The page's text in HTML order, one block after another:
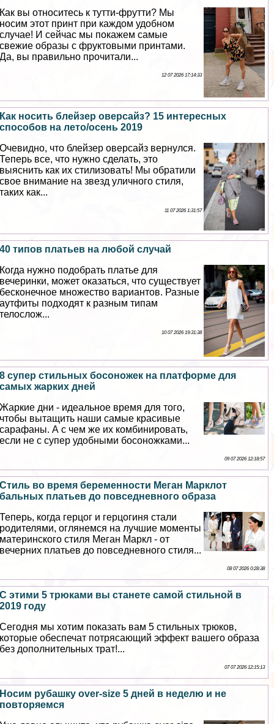
Как вы относитесь к тутти-фрутти? Мы
носим этот принт при каждом удобном
случае! И сейчас мы покажем самые
свежие образы с фруктовыми принтами.
Да, вы правильно прочитали...
12 07 2026 17:14:33
Как носить блейзер оверсайз? 15 интересных
способов на лето/осень 2019
Очевидно, что блейзер оверсайз вернулся.
Теперь все, что нужно сделать, это
выяснить как их стилизовать! Мы обратили
свое внимание на звезд уличного стиля,
таких как...
11 07 2026 1:31:57
40 типов платьев на любой случай
Когда нужно подобрать платье для
вечеринки, может оказаться, что существует
бесконечное множество вариантов. Разные
аутфиты подходят к разным типам
телослож...
10 07 2026 19:31:38
8 супер стильных босоножек на платформе для
самых жарких дней
Жаркие дни - идеальное время для того,
чтобы вытащить наши самые красивые
сарафаны. А с чем же их комбинировать,
если не с супер удобными босоножками...
09 07 2026 12:18:57
Стиль во время беременности Меган Марклот
бальных платьев до повседневного образа
Теперь, когда герцог и герцогиня стали
родителями, оглянемся на лучшие моменты
материнского стиля Меган Маркл - от
вечерних платьев до повседневного стиля...
08 07 2026 0:28:38
С этими 5 трюками вы станете самой стильной в
2019 году
Сегодня мы хотим показать вам 5 стильных трюков,
которые обеспечат потрясающий эффект вашего образа
без дополнительных трат!...
07 07 2026 12:15:13
Носим рубашку over-size 5 дней в неделю и не
повторяемся